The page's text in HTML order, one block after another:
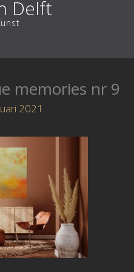
Delft
memories nr 9
2021